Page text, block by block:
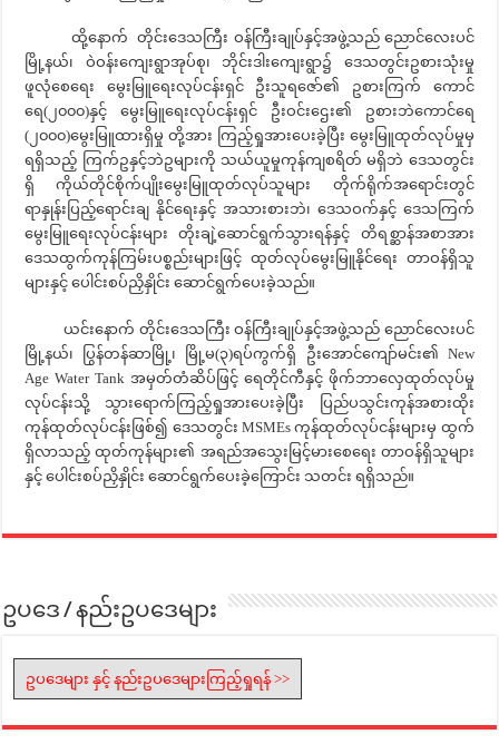
ထို့နောက် တိုင်းဒေသကြီး ဝန်ကြီးချုပ်နှင့်အဖွဲ့သည် ညောင်လေးပင်
မြို့နယ်၊ ဝဲဝန်းကျေးရွာအုပ်စု၊ ဘိုင်းဒါးကျေးရွာ၌ ဒေသတွင်းဥစားသုံးမှု
ဖူလုံစေရေး မွေးမြူရေးလုပ်ငန်းရှင် ဦးသူရဇော်၏ ဥစားကြက် ကောင်
ရေ(၂၀၀၀)နှင့် မွေးမြူရေးလုပ်ငန်းရှင် ဦးဝင်းဌေး၏ ဥစားဘဲကောင်ရေ
(၂၀၀၀)မွေးမြူထားရှိမှု တို့အား ကြည့်ရှုအားပေးခဲ့ပြီး မွေးမြူထုတ်လုပ်မှုမှ
ရရှိသည့် ကြက်ဥနှင့်ဘဲဥများကို သယ်ယူမှုကုန်ကျစရိတ် မရှိဘဲ ဒေသတွင်း
ရှိ ကိုယ်တိုင်စိုက်ပျိုးမွေးမြူထုတ်လုပ်သူများ တိုက်ရိုက်အရောင်းတွင်
ရာနှုန်းပြည့်ရောင်းချ နိုင်ရေးနှင့် အသားစားဘဲ၊ ဒေသဝက်နှင့် ဒေသကြက်
မွေးမြူရေးလုပ်ငန်းများ တိုးချဲ့ဆောင်ရွက်သွားရန်နှင့် တိရစ္ဆာန်အစာအား
ဒေသထွက်ကုန်ကြမ်းပစ္စည်းများဖြင့် ထုတ်လုပ်မွေးမြူနိုင်ရေး တာဝန်ရှိသူ
များနှင့် ပေါင်းစပ်ညှိနှိုင်း ဆောင်ရွက်ပေးခဲ့သည်။
ယင်းနောက် တိုင်းဒေသကြီး ဝန်ကြီးချုပ်နှင့်အဖွဲ့သည် ညောင်လေးပင်
မြို့နယ်၊ ပြွန်တန်ဆာမြို့၊ မြို့မ(၃)ရပ်ကွက်ရှိ ဦးအောင်ကျော်မင်း၏ New
Age Water Tank အမှတ်တံဆိပ်ဖြင့် ရေတိုင်ကီနှင့် ဖိုက်ဘာလှေထုတ်လုပ်မှု
လုပ်ငန်းသို့ သွားရောက်ကြည့်ရှုအားပေးခဲ့ပြီး ပြည်ပသွင်းကုန်အစားထိုး
ကုန်ထုတ်လုပ်ငန်းဖြစ်၍ ဒေသတွင်း MSMEs ကုန်ထုတ်လုပ်ငန်းများမှ ထွက်
ရှိလာသည့် ထုတ်ကုန်များ၏ အရည်အသွေးမြင့်မားစေရေး တာဝန်ရှိသူများ
နှင့် ပေါင်းစပ်ညှိနှိုင်း ဆောင်ရွက်ပေးခဲ့ကြောင်း သတင်း ရရှိသည်။
ဥပဒေ / နည်းဥပဒေများ
ဥပဒေများ နှင့် နည်းဥပဒေများကြည့်ရှုရန် >>